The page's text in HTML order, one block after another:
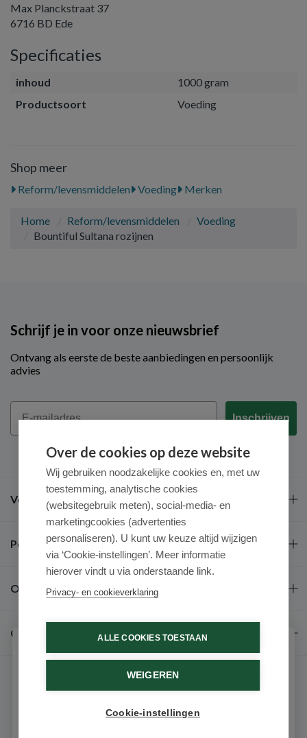
Max Planckstraat 37
6716 BD Ede
Specificaties
inhoud
1000 gram
Productsoort
Voeding
Shop meer
Reform/levensmiddelen Voeding Merken
Home Reform/levensmiddelen
Voeding
Bountiful Sultana rozijnen
Schrijf je in voor onze nieuwsbrief
Ontvang als eerste de beste aanbiedingen en persoonlijk
advies
Email
Inschrijven
Veel gestelde vragen
Populaire merken
Over ons
Contact
Over de cookies op deze website
Wij gebruiken noodzakelijke cookies en, met uw
toestemming, analytische cookies
(websitegebruik meten), social-media- en
marketingcookies (advertenties
personaliseren). U kunt uw keuze altijd wijzigen
via ‘Cookie-instellingen’. Meer informatie
hierover vindt u via onderstaande link.
Privacy- en cookieverklaring
ALLE COOKIES TOESTAAN
WEIGEREN
Cookie-instellingen
Schrijf je in voor onze nieuwsbrief
Ontvang als eerste de beste aanbiedingen en persoonlijk
advies